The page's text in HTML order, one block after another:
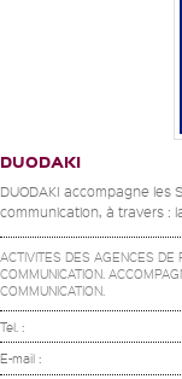
DUODAKI
DUODAKI accompagne les
communication, à travers :
ACTIVITES DES AGENCES DE
COMMUNICATION.
COMMUNICATION.
Tel. :
E-mail :